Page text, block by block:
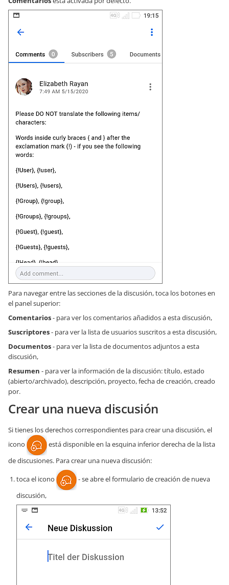
Para navegar entre las secciones de la discusión, toca los botones en
el panel superior:
Comentarios- para ver los comentarios añadidos a esta discusión,
Suscriptores- para ver la lista de usuarios suscritos a esta discusión,
Documentos- para ver la lista de documentos adjuntos a esta
discusión,
Resumen - para ver la información de la discusión: título, estado
(abierto/archivado), descripción, proyecto, fecha de creación, creado
por.
Crear una nueva discusión
Si tienes los derechos correspondientes para crear una discusión, el
icono
está disponible en la esquina inferior derecha de la lista
de discusiones. Para crear una nueva discusión:
toca el icono
- se abre el formulario de creación de nueva
discusión,